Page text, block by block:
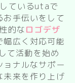
ているutaで
お手伝いをして
的なロゴデザ
幅広く対応可能
て活動を始め
ョナルなサポー
未来を作り上げ